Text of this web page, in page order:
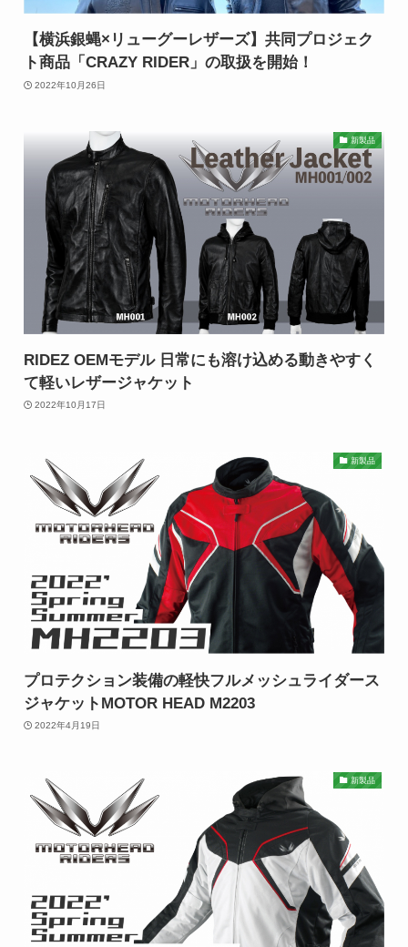
【横浜銀蝿×リューグーレザーズ】共同プロジェク
ト商品「CRAZY RIDER」の取扱を開始！
2022年10月26日
新製品
RIDEZ OEMモデル 日常にも溶け込める動きやすく
て軽いレザージャケット
2022年10月17日
新製品
プロテクション装備の軽快フルメッシュライダース
ジャケットMOTOR HEAD M2203
2022年4月19日
新製品